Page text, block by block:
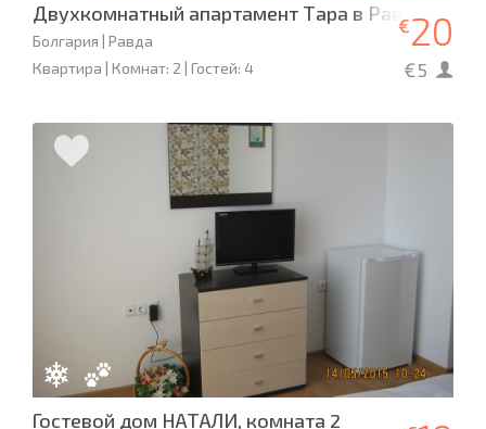
Двухкомнатный апартамент Тара в Равде
Болгария | Равда
Квартира | Комнат: 2 | Гостей: 4
€20
€5
Гостевой дом НАТАЛИ, комната 2